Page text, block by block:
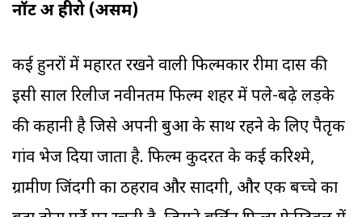
नॉट अ हीरो (असम)
कई हुनरों में महारत रखने वाली फिल्मकार रीमा दास की
इसी साल रिलीज नवीनतम फिल्म शहर में पले-बढ़े लड़के
की कहानी है जिसे अपनी बुआ के साथ रहने के लिए पैतृक
गांव भेज दिया जाता है. फिल्म कुदरत के कई करिश्मे,
ग्रामीण जिंदगी का ठहराव और सादगी, और एक बच्चे का